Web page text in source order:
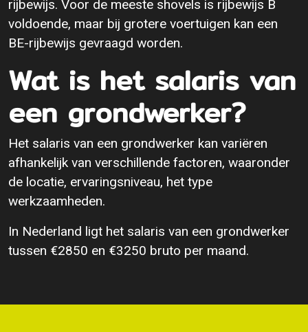
rijbewijs. Voor de meeste shovels is rijbewijs B
voldoende, maar bij grotere voertuigen kan een
BE-rijbewijs gevraagd worden.
Wat is het salaris van
een grondwerker?
Het salaris van een grondwerker kan variëren
afhankelijk van verschillende factoren, waaronder
de locatie, ervaringsniveau, het type
werkzaamheden.
In Nederland ligt het salaris van een grondwerker
tussen €2850 en €3250 bruto per maand.